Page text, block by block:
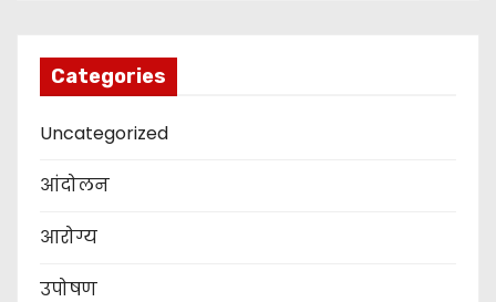
Categories
Uncategorized
आंदोलन
आरोग्य
उपोषण